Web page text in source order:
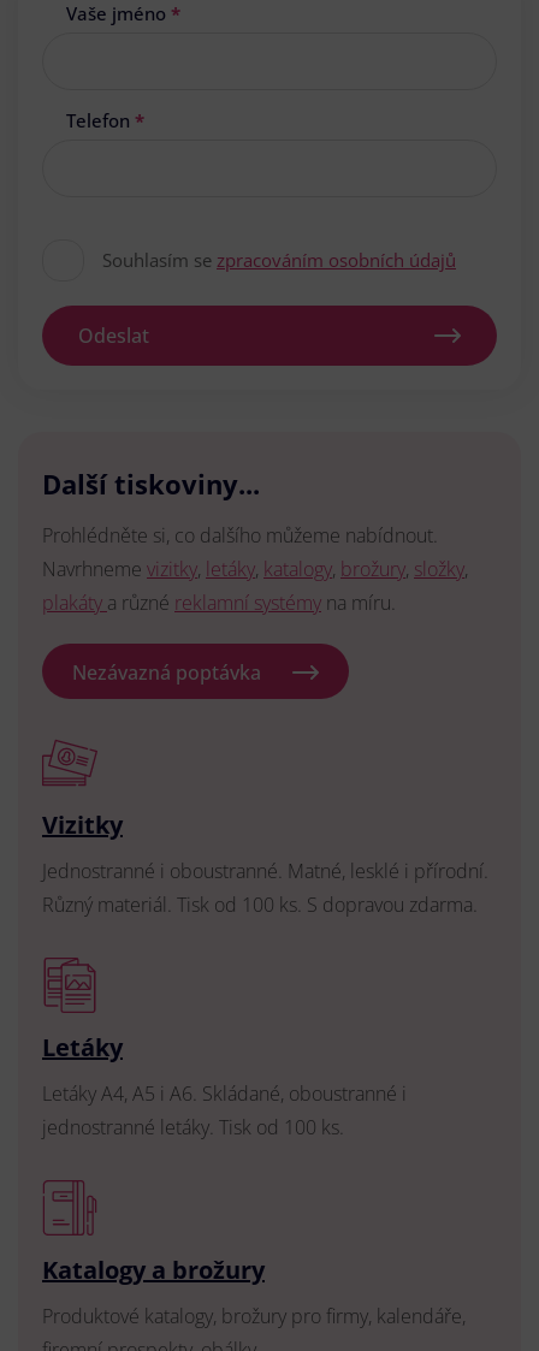
Vaše jméno *
Telefon *
Souhlasím se zpracováním osobních údajů
Odeslat
Další tiskoviny...
Prohlédněte si, co dalšího můžeme nabídnout.
Navrhneme vizitky, letáky, katalogy, brožury, složky,
plakáty a různé reklamní systémy na míru.
Nezávazná poptávka
Vizitky
Jednostranné i oboustranné. Matné, lesklé i přírodní.
Různý materiál. Tisk od 100 ks. S dopravou zdarma.
Letáky
Letáky A4, A5 i A6. Skládané, oboustranné i
jednostranné letáky. Tisk od 100 ks.
Katalogy a brožury
Produktové katalogy, brožury pro firmy, kalendáře,